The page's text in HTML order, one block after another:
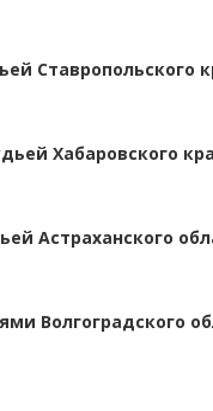
Ставропольского
Хабаровского
Астраханского
Волгоградского